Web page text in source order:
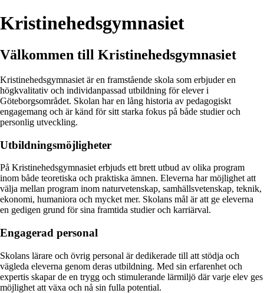
Kristinehedsgymnasiet
Välkommen till Kristinehedsgymnasiet
Kristinehedsgymnasiet är en framstående skola som erbjuder en
högkvalitativ och individanpassad utbildning för elever i
Göteborgsområdet. Skolan har en lång historia av pedagogiskt
engagemang och är känd för sitt starka fokus på både studier och
personlig utveckling.
Utbildningsmöjligheter
På Kristinehedsgymnasiet erbjuds ett brett utbud av olika program
inom både teoretiska och praktiska ämnen. Eleverna har möjlighet att
välja mellan program inom naturvetenskap, samhällsvetenskap, teknik,
ekonomi, humaniora och mycket mer. Skolans mål är att ge eleverna
en gedigen grund för sina framtida studier och karriärval.
Engagerad personal
Skolans lärare och övrig personal är dedikerade till att stödja och
vägleda eleverna genom deras utbildning. Med sin erfarenhet och
expertis skapar de en trygg och stimulerande lärmiljö där varje elev ges
möjlighet att växa och nå sin fulla potential.